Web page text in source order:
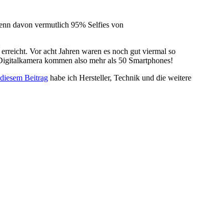
davon vermutlich 95% Selfies von
Vor acht Jahren waren es noch gut viermal so
kommen also mehr als 50 Smartphones!
Beitrag habe ich Hersteller, Technik und die weitere